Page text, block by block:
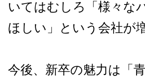
いてはむしろ「様々な
ほしい」という会社が
今後、新卒の魅力は「